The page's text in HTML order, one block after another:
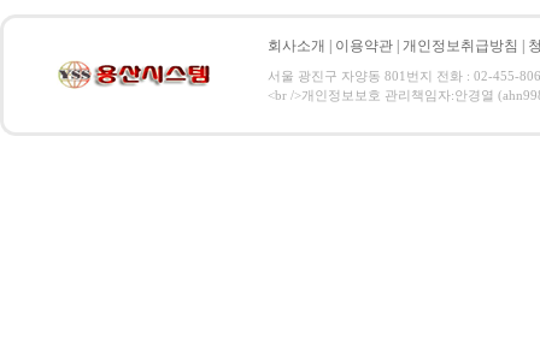
회사소개 이용약관 개인정보취급방침
서울 광진구 자양동 801번지 전화 : 02-455-
<br />개인정보보호 관리책임자:안경열